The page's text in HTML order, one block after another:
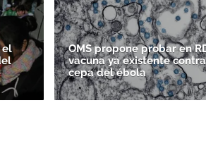
el
OMS propone probar en
vacuna ya existente
cepa del ébola